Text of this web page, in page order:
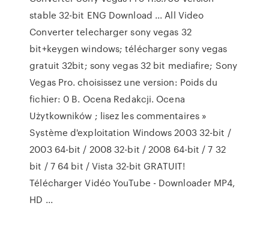
stable 32-bit ENG Download ... All Video
Converter telecharger sony vegas 32
bit+keygen windows; télécharger sony vegas
gratuit 32bit; sony vegas 32 bit mediafire; Sony
Vegas Pro. choisissez une version: Poids du
fichier: 0 B. Ocena Redakcji. Ocena
Użytkowników ; lisez les commentaires »
Système d'exploitation Windows 2003 32-bit /
2003 64-bit / 2008 32-bit / 2008 64-bit / 7 32
bit / 7 64 bit / Vista 32-bit GRATUIT!
Télécharger Vidéo YouTube - Downloader MP4,
HD ...